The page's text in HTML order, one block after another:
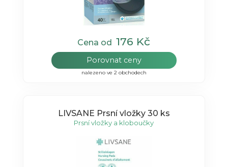
Cena od 176 Kč
Porovnat ceny
nalezeno ve 2 obchodech
LIVSANE Prsní vložky 30 ks
Prsní vložky a kloboučky